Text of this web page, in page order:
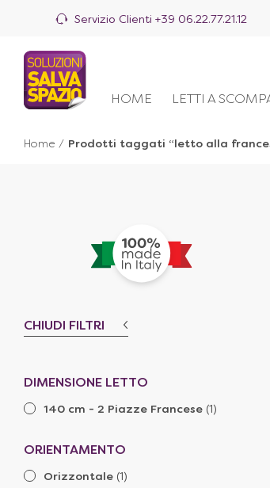
Servizio Clienti +39 06.22.77.21.12
HOME LETTI A
Home / Prodotti taggati “letto alla
CHIUDI FILTRI
DIMENSIONE LETTO
140 cm - 2 Piazze Francese (1)
ORIENTAMENTO
Orizzontale (1)